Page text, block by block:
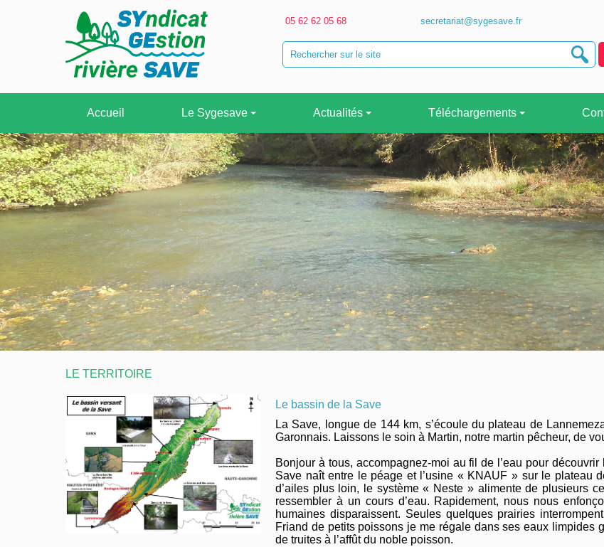
05 62 62 05 68 secretariat@sygesave.fr
Accueil Le Sygesave Actualités Téléchargements
LE TERRITOIRE
Le bassin de la Save
La Save, longue de 144 km, s’écoule du plateau de
Garonnais. Laissons le soin à Martin, notre martin pêcheur, de
Bonjour à tous, accompagnez-moi au fil de l’eau pour
Save naît entre le péage et l’usine « KNAUF » sur le plateau
d’ailes plus loin, le système « Neste » alimente de plusieurs
ressembler à un cours d’eau. Rapidement, nous nous
humaines disparaissent. Seules quelques prairies
Friand de petits poissons je me régale dans ses eaux limpides
de truites à l’affût du noble poisson.